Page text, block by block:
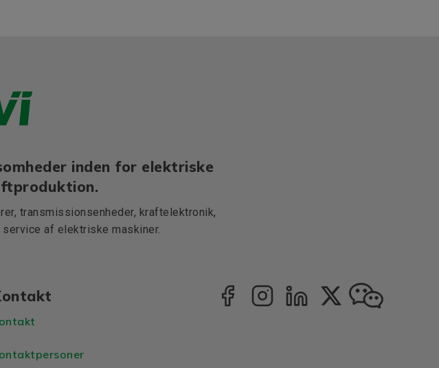
inden for elektriske
transmissionsenheder, kraftelektronik,
af elektriske maskiner.